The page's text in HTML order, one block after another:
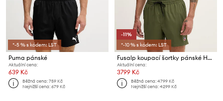
*-5 % s kódem: LST
Puma pánské
Aktuální cena:
639 Kč
Běžná cena:759 Kč
Nejnižší cena:679 Kč
-11%
*-10 % s kódem: LST
Fusalp koupací šortky pánské HALFI
Aktuální cena:
3799 Kč
Běžná cena:4799 Kč
Nejnižší cena:4299 Kč